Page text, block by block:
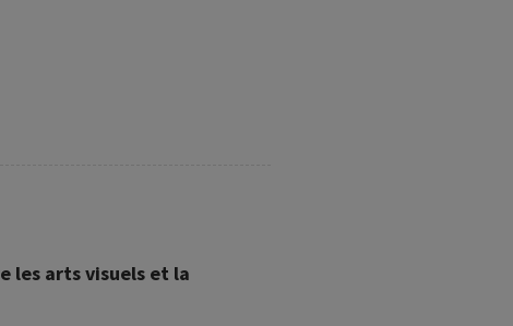
les arts visuels et la